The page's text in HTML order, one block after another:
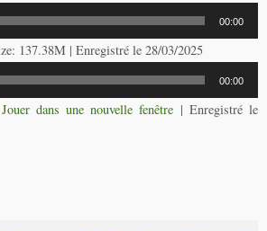
00:00
137.38M | Enregistré le 28/03/2025
00:00
Jouer dans une nouvelle fenêtre | Enregistré le